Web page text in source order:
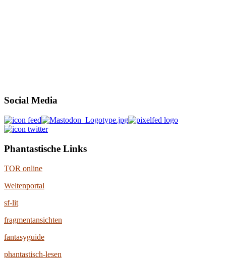
Social Media
Phantastische Links
TOR online
Weltenportal
sf-lit
fragmentansichten
fantasyguide
phantastisch-lesen